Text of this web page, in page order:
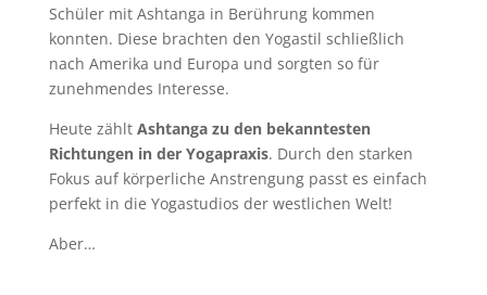
Schüler mit Ashtanga in Berührung kommen
konnten. Diese brachten den Yogastil schließlich
nach Amerika und Europa und sorgten so für
zunehmendes Interesse.
Heute zählt Ashtanga zu den bekanntesten
Richtungen in der Yogapraxis. Durch den starken
Fokus auf körperliche Anstrengung passt es einfach
perfekt in die Yogastudios der westlichen Welt!
Aber…